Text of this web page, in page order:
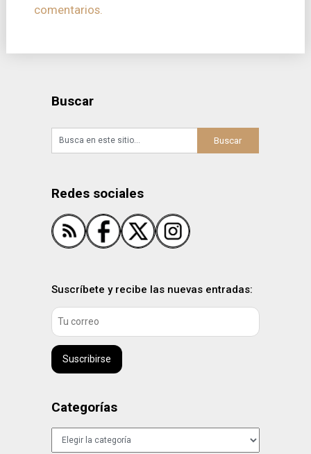
comentarios.
Buscar
Redes sociales
Suscríbete y recibe las nuevas entradas:
Suscribirse
Categorías
Categorías